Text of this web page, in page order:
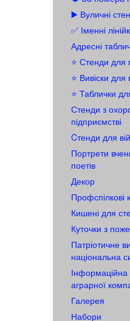
▶️ Вуличні
✅ Іменні
Адресні
⭐ Стенди для
⭐️ Вивіски для
⭐️ Таблички
Стенди з
підприємстві
Cтенди для
Портрети
поетів
Декор
Профспілкові
Кишені для
Куточки з
Патріотичне
національна
Інформаційна
аграрної
Галерея
Набори